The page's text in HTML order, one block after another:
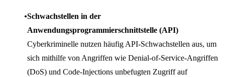
Schwachstellen in der
Anwendungsprogrammierschnittstelle (API)
Cyberkriminelle nutzen häufig API-Schwachstellen aus, um
sich mithilfe von Angriffen wie Denial-of-Service-Angriffen
(DoS) und Code-Injections unbefugten Zugriff auf